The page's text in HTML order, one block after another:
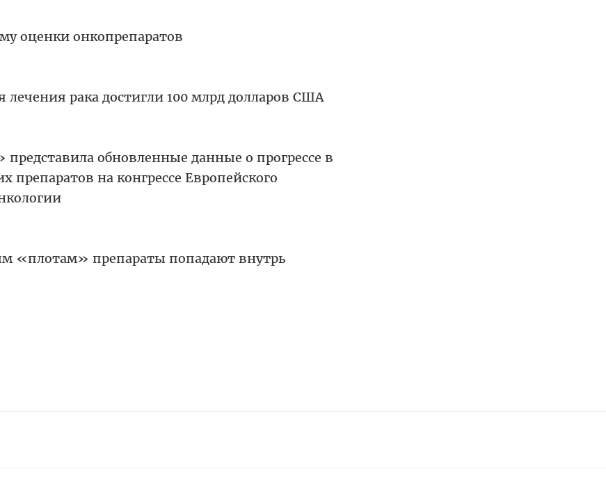
оценки онкопрепаратов
лечения рака достигли 100 млрд долларов США
обновленные данные о прогрессе в
препаратов на конгрессе Европейского
«плотам» препараты попадают внутрь